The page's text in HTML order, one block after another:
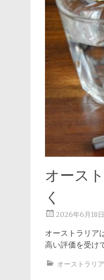
オース
く
2026年6月18日
オーストラリア
高い評価を受け
オーストラリア